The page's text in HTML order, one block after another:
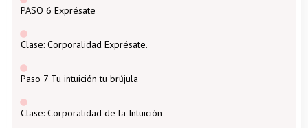
PASO 6 Exprésate
Clase: Corporalidad Exprésate.
Paso 7 Tu intuición tu brújula
Clase: Corporalidad de la Intuición